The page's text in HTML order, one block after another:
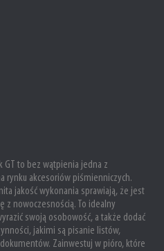
GT to bez wątpienia jedna z
rynku akcesoriów piśmienniczych.
jakość wykonania sprawiają, że jest
z nowoczesnością. To idealny
swoją osobowość, a także dodać
jakimi są pisanie listów,
Zainwestuj w pióro, które